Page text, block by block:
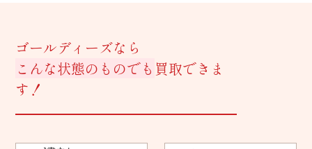
ゴールディーズなら
こんな状態のものでも 買取できま
す！